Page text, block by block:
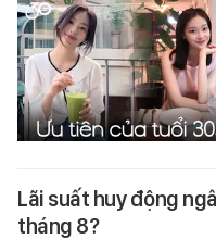
Lãi suất huy động
tháng 8?